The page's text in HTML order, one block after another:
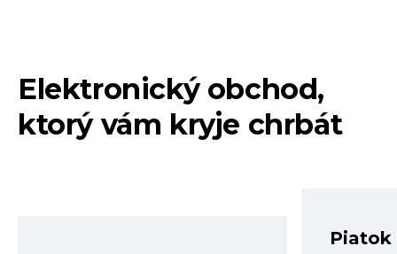
Elektronický obchod,
ktorý vám kryje chrbát
Piatok